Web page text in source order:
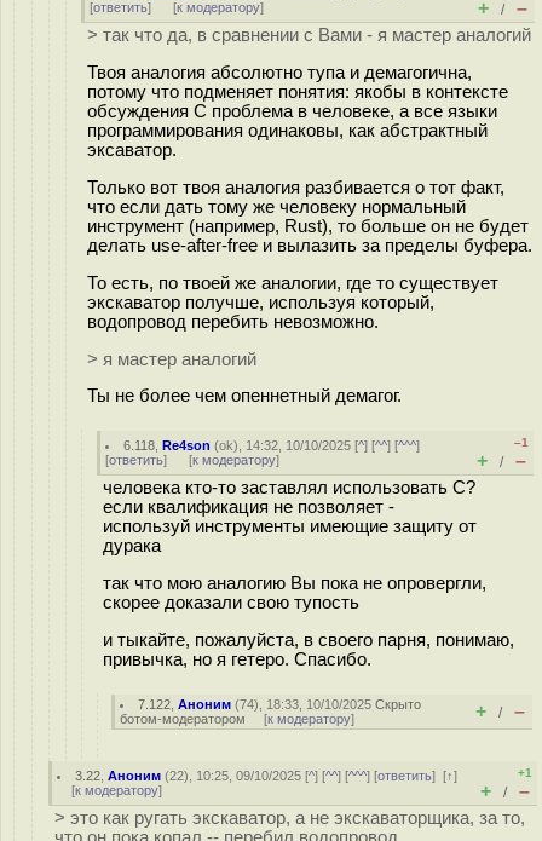
[ответить] [к модератору] + / –
> так что да, в сравнении с Вами - я мастер аналогий
Твоя аналогия абсолютно тупа и демагогична,
потому что подменяет понятия: якобы в контексте
обсуждения С проблема в человеке, а все языки
программирования одинаковы, как абстрактный
эксаватор.
Только вот твоя аналогия разбивается о тот факт,
что если дать тому же человеку нормальный
инструмент (например, Rust), то больше он не будет
делать use-after-free и вылазить за пределы буфера.
То есть, по твоей же аналогии, где то существует
экскаватор получше, используя который,
водопровод перебить невозможно.
> я мастер аналогий
Ты не более чем опеннетный демагог.
6.118 ,Re4son (ok), 14:32, 10/10/2025 [^] [^^] [^^^]
[ответить] [к модератору]
–1
+ / –
человека кто-то заставлял использовать С?
если квалификация не позволяет -
используй инструменты имеющие защиту от
дурака
так что мою аналогию Вы пока не опровергли,
скорее доказали свою тупость
и тыкайте, пожалуйста, в своего парня, понимаю,
привычка, но я гетеро. Спасибо.
7.122 ,Аноним (74), 18:33, 10/10/2025Скрыто
ботом-модератором [к модератору] + / –
3.22 ,Аноним (22), 10:25, 09/10/2025 [^] [^^] [^^^] [ответить][↑]
[к модератору]
+1
+ / –
> это как ругать экскаватор, а не экскаваторщика, за то,